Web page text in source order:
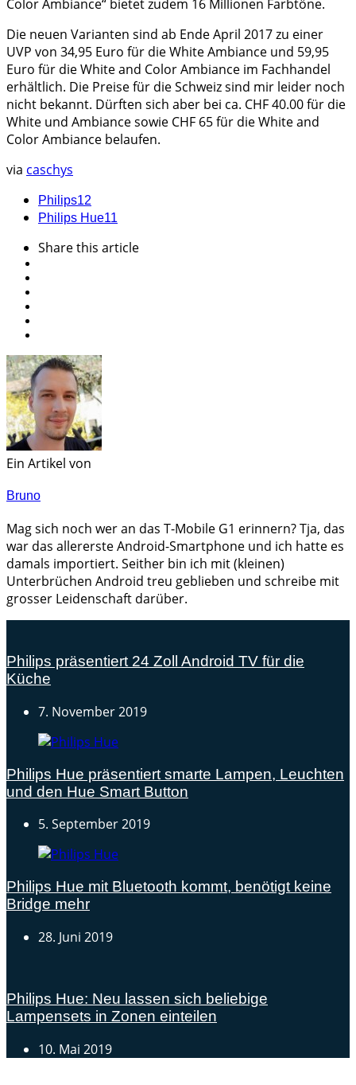
Color Ambiance“ bietet zudem 16 Millionen Farbtöne.
Die neuen Varianten sind ab Ende April 2017 zu einer
UVP von 34,95 Euro für die White Ambiance und 59,95
Euro für die White and Color Ambiance im Fachhandel
erhältlich. Die Preise für die Schweiz sind mir leider noch
nicht bekannt. Dürften sich aber bei ca. CHF 40.00 für die
White und Ambiance sowie CHF 65 für die White and
Color Ambiance belaufen.
via caschys
Philips12
Philips Hue11
Sharethis article
Ein Artikel von
Bruno
Mag sich noch wer an das T-Mobile G1 erinnern? Tja, das
war das allererste Android-Smartphone und ich hatte es
damals importiert. Seither bin ich mit (kleinen)
Unterbrüchen Android treu geblieben und schreibe mit
grosser Leidenschaft darüber.
Philips präsentiert 24 Zoll Android TV für die
Küche
7. November 2019
Philips Hue präsentiert smarte Lampen, Leuchten
und den Hue Smart Button
5. September 2019
Philips Hue mit Bluetooth kommt, benötigt keine
Bridge mehr
28. Juni 2019
Philips Hue: Neu lassen sich beliebige
Lampensets in Zonen einteilen
10. Mai 2019